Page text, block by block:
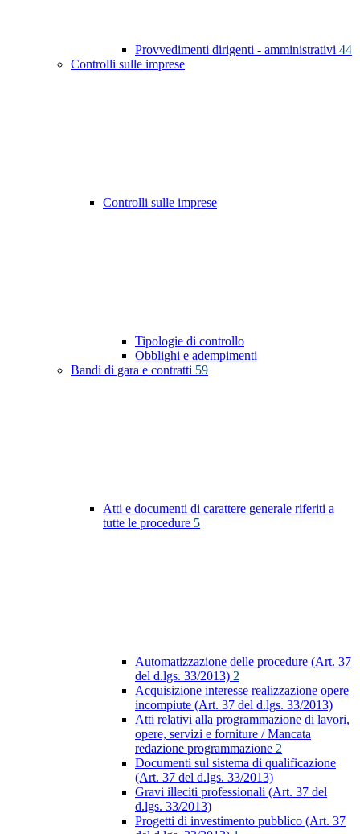
Provvedimenti dirigenti - amministrativi 44
Controlli sulle imprese
Controlli sulle imprese
Tipologie di controllo
Obblighi e adempimenti
Bandi di gara e contratti 59
Atti e documenti di carattere generale riferiti a
tutte le procedure 5
Automatizzazione delle procedure (Art. 37
del d.lgs. 33/2013) 2
Acquisizione interesse realizzazione opere
incompiute (Art. 37 del d.lgs. 33/2013)
Atti relativi alla programmazione di lavori,
opere, servizi e forniture / Mancata
redazione programmazione 2
Documenti sul sistema di qualificazione
(Art. 37 del d.lgs. 33/2013)
Gravi illeciti professionali (Art. 37 del
d.lgs. 33/2013)
Progetti di investimento pubblico (Art. 37